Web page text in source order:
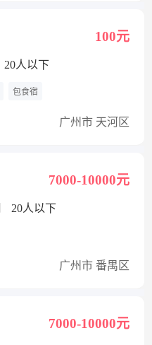
100元
20人以下
包食宿
广州市 天河区
7000-10000元
20人以下
广州市 番禺区
7000-10000元